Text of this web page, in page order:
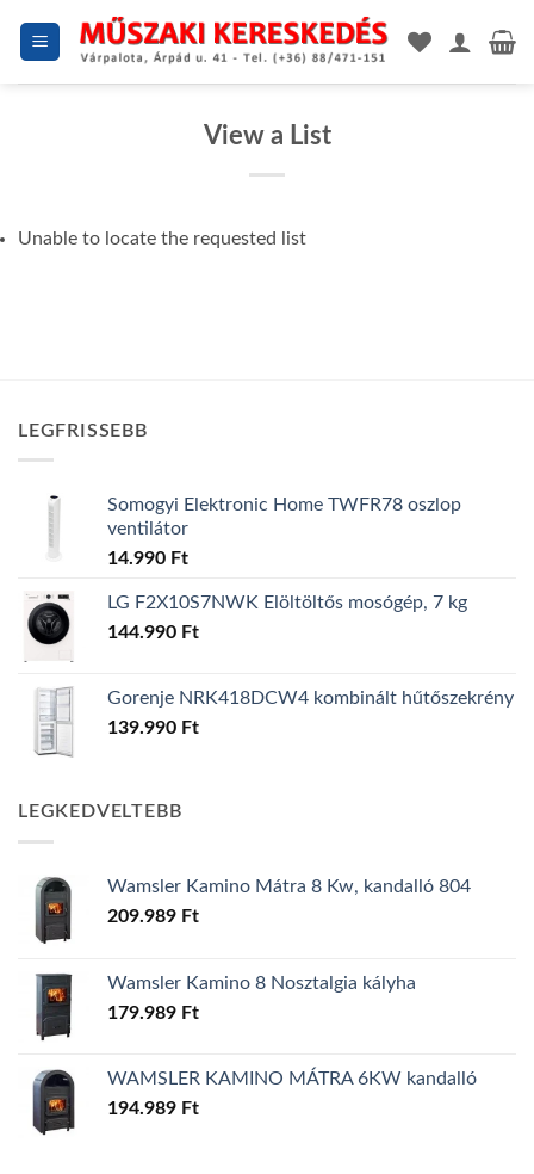
View a List
Unable to locate the requested list
LEGFRISSEBB
Somogyi Elektronic Home TWFR78 oszlop
ventilátor
14.990 Ft
LG F2X10S7NWK Elöltöltős mosógép, 7 kg
144.990 Ft
Gorenje NRK418DCW4 kombinált hűtőszekrény
139.990 Ft
LEGKEDVELTEBB
Wamsler Kamino Mátra 8 Kw, kandalló 804
209.989 Ft
Wamsler Kamino 8 Nosztalgia kályha
179.989 Ft
WAMSLER KAMINO MÁTRA 6KW kandalló
194.989 Ft